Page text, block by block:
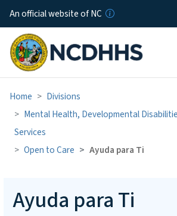
Skip to
An official website of NC
Home
Divisions
Mental Health, Developmental
Services
Open to Care
Ayuda para Ti
Ayuda para Ti